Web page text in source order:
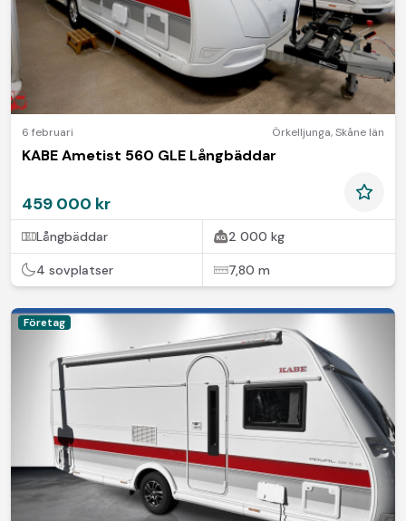
6 februari Örkelljunga,Skåne län
KABE Ametist 560 GLE Långbäddar
459 000 kr
Långbäddar 2 000 kg
4 sovplatser 7,80 m
Företag